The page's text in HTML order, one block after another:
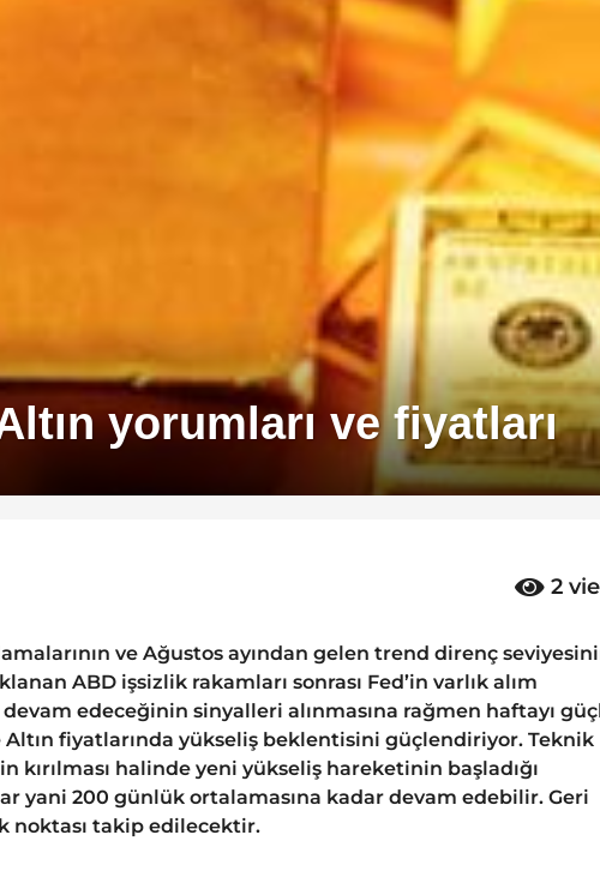
yorumları ve fiyatları
2
ve Ağustos ayından gelen trend direnç
ABD işsizlik rakamları sonrası Fed’in varlık alım
edeceğinin sinyalleri alınmasına rağmen haftayı
fiyatlarında yükseliş beklentisini güçlendiriyor. Teknik
kırılması halinde yeni yükseliş hareketinin başladığı
yani 200 günlük ortalamasına kadar devam edebilir. Geri
noktası takip edilecektir.